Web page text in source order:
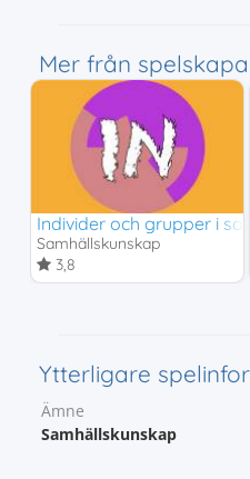
Mer från
Individer och grupper i
Samhällskunskap
3,8
Ytterligare
Ämne
Samhällskunskap